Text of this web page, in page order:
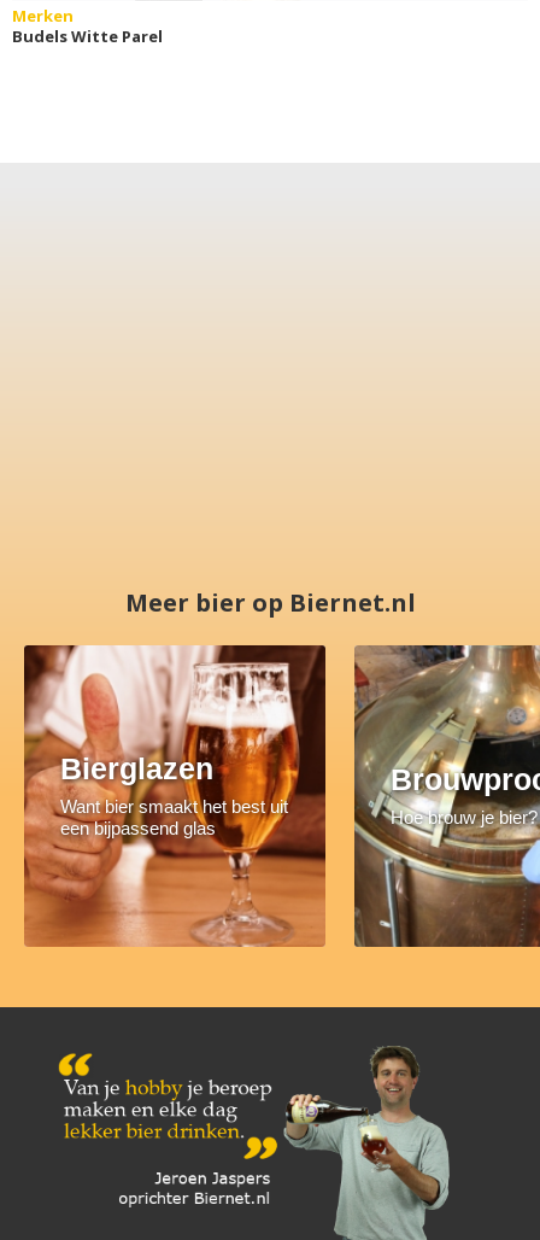
Merken
Budels Witte Parel
Meer bier op Biernet.nl
Bierglazen
Want bier smaakt het best uit
een bijpassend glas
Hoe brouw je bier?